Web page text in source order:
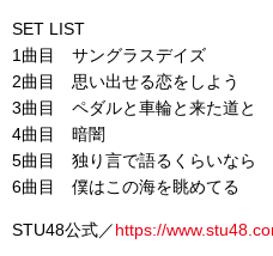
SET LIST
1曲目 サングラスデイズ
2曲目 思い出せる恋をしよう
3曲目 ペダルと車輪と来た道と
4曲目 暗闇
5曲目 独り言で語るくらいなら
6曲目 僕はこの海を眺めてる
STU48公式／https://